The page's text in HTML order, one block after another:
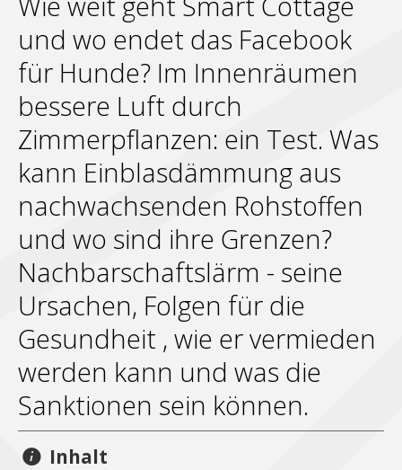
und wo endet das Facebook
für Hunde? Im Innenräumen
bessere Luft durch
Zimmerpflanzen: ein Test. Was
kann Einblasdämmung aus
nachwachsenden Rohstoffen
und wo sind ihre Grenzen?
Nachbarschaftslärm - seine
Ursachen, Folgen für die
Gesundheit , wie er vermieden
werden kann und was die
Sanktionen sein können.
Inhalt